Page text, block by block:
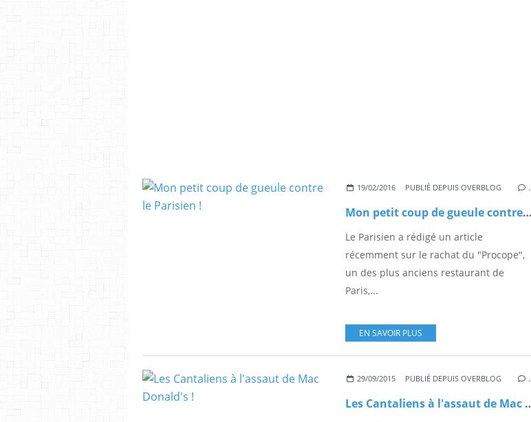
19/02/2016 PUBLIÉ DEPUIS OVERBLOG
Mon petit coup de gueule contre le Parisien !
Le Parisien a rédigé un article
récemment sur le rachat du "Procope",
un des plus anciens restaurant de
Paris,...
EN SAVOIR PLUS
29/09/2015 PUBLIÉ DEPUIS OVERBLOG
Les Cantaliens